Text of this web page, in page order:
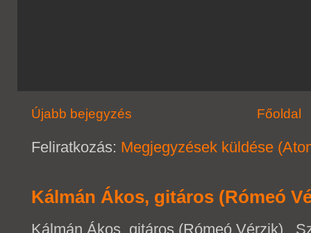
Újabb bejegyzés Főoldal
Feliratkozás: Megjegyzések küldése
Kálmán Ákos, gitáros (Rómeó
Kálmán Ákos, gitáros (Rómeó Vérzik) .